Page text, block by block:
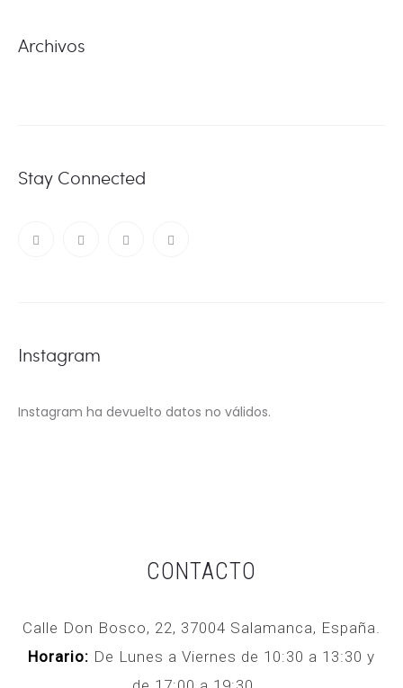
Archivos
Stay Connected
Instagram
Instagram ha devuelto datos no válidos.
CONTACTO
Calle Don Bosco, 22, 37004 Salamanca, España.
Horario: De Lunes a Viernes de 10:30 a 13:30 y